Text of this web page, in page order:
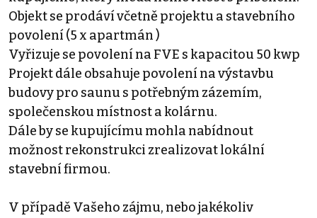
Objekt se prodáví včetně projektu a stavebního
povolení (5 x apartmán )
Vyřizuje se povolení na FVE s kapacitou 50 kwp
Projekt dále obsahuje povolení na výstavbu
budovy pro saunu s potřebným zázemím,
společenskou místnost a kolárnu.
Dále by se kupujícímu mohla nabídnout
možnost rekonstrukci zrealizovat lokální
stavební firmou.
V případě Vašeho zájmu, nebo jakékoliv